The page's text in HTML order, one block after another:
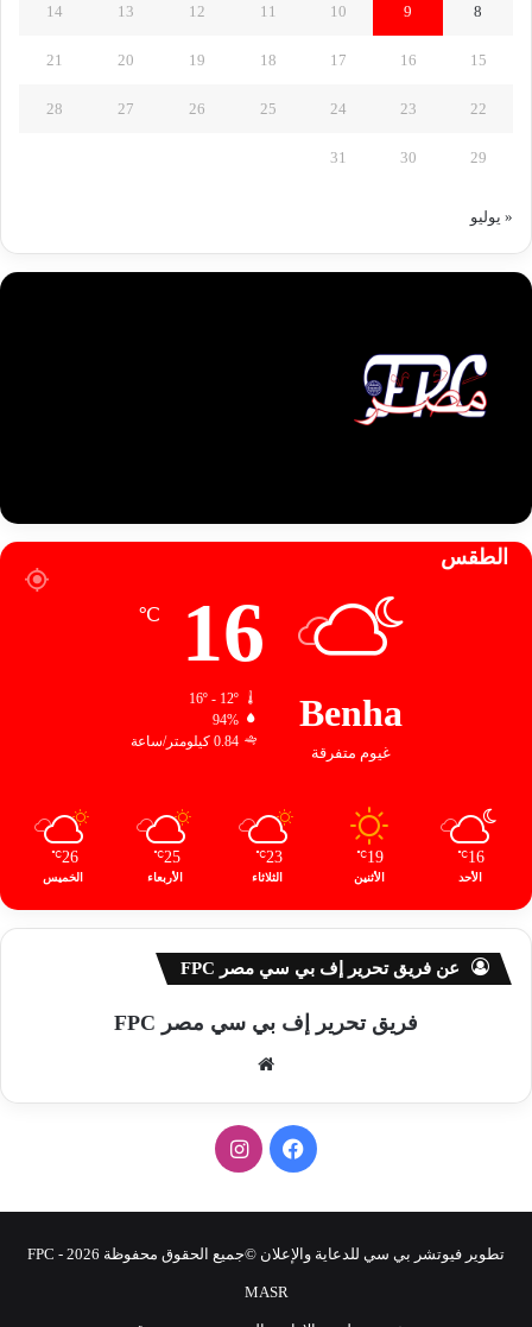
8
9
10
11
12
13
14
15
16
17
18
19
20
21
22
23
24
25
26
27
28
29
30
31
« يوليو
الطقس
Benha
غيوم متفرقة
16
℃
16º - 12º
94%
0.84 كيلومتر/ساعة
16
℃
الأحد
19
℃
الأثنين
23
℃
الثلاثاء
25
℃
الأربعاء
26
℃
الخميس
عن فريق تحرير إف بي سي مصر FPC
فريق تحرير إف بي سي مصر FPC
الوي
ب
س
ب
تطوير فيوتشر بي سي للدعاية والإعلان ©جميع الحقوق محفوظة 2026 - FPC
MASR